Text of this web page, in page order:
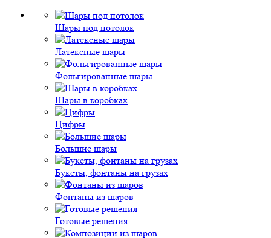
Шары под потолок
Латексные шары
Фольгированные шары
Шары в коробках
Цифры
Большие шары
Букеты, фонтаны на грузах
Фонтаны из шаров
Готовые решения